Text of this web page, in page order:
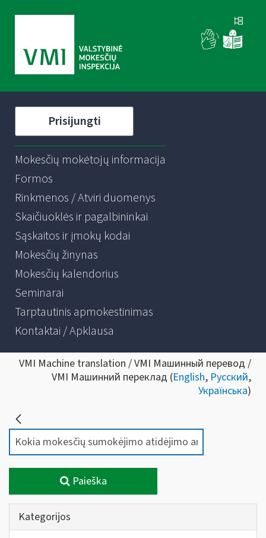
Prisijungti
Mokesčių mokėtojų informacija
Formos
Rinkmenos / Atviri duomenys
Skaičiuoklės ir pagalbininkai
Sąskaitos ir įmokų kodai
Mokesčių žinynas
Mokesčių kalendorius
Seminarai
Tarptautinis apmokestinimas
Kontaktai / Apklausa
VMI Machine translation / VMI Машинный перевод /
VMI Машинний переклад (English, Русский,
Українська)
Paieška
Kategorijos